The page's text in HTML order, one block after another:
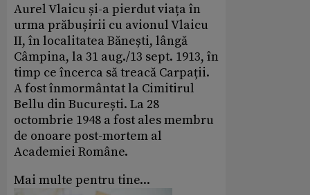
Aurel Vlaicu și-a pierdut viața în
urma prăbușirii cu avionul Vlaicu
II, în localitatea Bănești, lângă
Câmpina, la 31 aug./13 sept. 1913, în
timp ce încerca să treacă Carpații.
A fost înmormântat la Cimitirul
Bellu din București. La 28
octombrie 1948 a fost ales membru
de onoare post-mortem al
Academiei Române.
Mai multe pentru tine...